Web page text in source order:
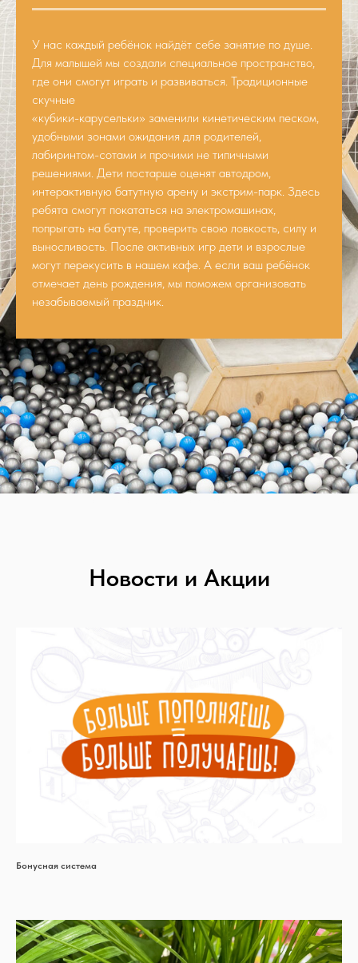
У нас каждый ребёнок найдёт себе занятие по душе.
Для малышей мы создали специальное пространство,
где они смогут играть и развиваться. Традиционные
скучные
«кубики-карусельки» заменили кинетическим песком,
удобными зонами ожидания для родителей,
лабиринтом-сотами и прочими не типичными
решениями. Дети постарше оценят автодром,
интерактивную батутную арену и экстрим-парк. Здесь
ребята смогут покататься на электромашинах,
попрыгать на батуте, проверить свою ловкость, силу и
выносливость. После активных игр дети и взрослые
могут перекусить в нашем кафе. А если ваш ребёнок
отмечает день рождения, мы поможем организовать
незабываемый праздник.
Новости и Акции
Бонусная система